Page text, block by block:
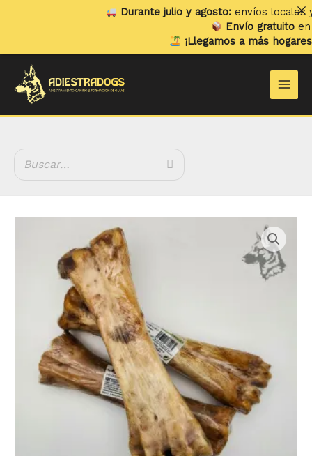
Durante julio y agosto:envíos locales y
Envío gratuitoen
¡Llegamos a más hogares!Ya